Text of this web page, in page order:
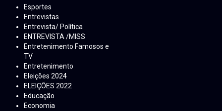
Esportes
Entrevistas
Entrevista/ Política
ENTREVISTA /MISS
Entretenimento Famosos e
TV
Entretenimento
Eleições 2024
ELEIÇÕES 2022
Educação
Economia